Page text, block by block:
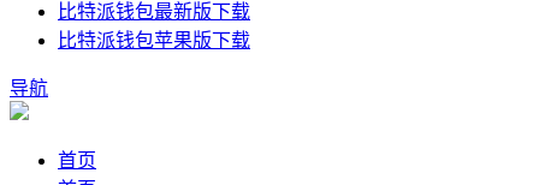
比特派钱包最新版下载
比特派钱包苹果版下载
导航
首页